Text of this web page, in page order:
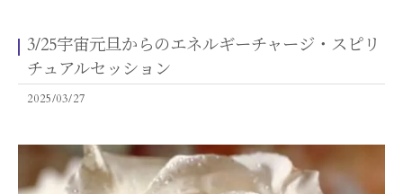
3/25宇宙元旦からのエネルギーチャージ・スピリ
チュアルセッション
2025/03/27